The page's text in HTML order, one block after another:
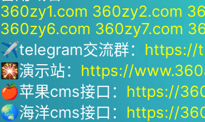
360zy1.com 360zy2.com
360zy6.com 360zy7.com
✈telegram交流群： https://
🎇演示站： https://
🍎苹果cms接口： https://
🌏海洋cms接口： https://